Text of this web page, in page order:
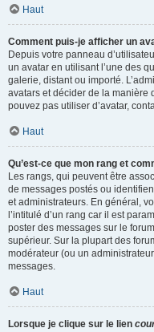
Haut
Comment puis-je afficher un
Depuis votre panneau
un avatar en utilisant l’une des
galerie, distant ou importé.
avatars et décider de la manière
pouvez pas utiliser d’avatar,
Haut
Qu’est-ce que mon rang et
Les rangs, qui peuvent être
de messages postés ou
et administrateurs. En général,
l’intitulé d’un rang car il est
poster des messages sur le
supérieur. Sur la plupart des
modérateur (ou un
messages.
Haut
Lorsque je clique sur le lien